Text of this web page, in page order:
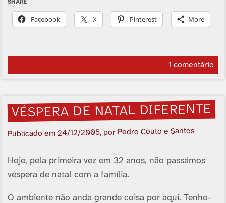
SHARE
Facebook X Pinterest More
1 comentário
VÉSPERA DE NATAL DIFERENTE
Publicado em24/12/2005, por Pedro Couto e Santos
Hoje, pela primeira vez em 32 anos, não passámos
véspera de natal com a famí­lia.
O ambiente não anda grande coisa por aqui. Tenho-